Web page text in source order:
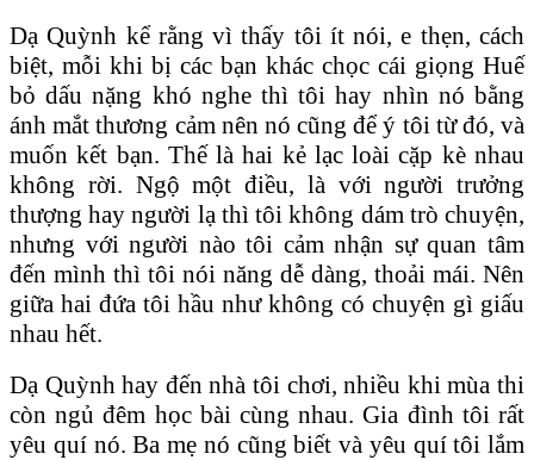
Dạ Quỳnh kể rằng vì thấy tôi ít nói, e thẹn, cách
biệt, mỗi khi bị các bạn khác chọc cái giọng Huế
bỏ dấu nặng khó nghe thì tôi hay nhìn nó bằng
ánh mắt thương cảm nên nó cũng để ý tôi từ đó, và
muốn kết bạn. Thế là hai kẻ lạc loài cặp kè nhau
không rời. Ngộ một điều, là với người trưởng
thượng hay người lạ thì tôi không dám trò chuyện,
nhưng với người nào tôi cảm nhận sự quan tâm
đến mình thì tôi nói năng dễ dàng, thoải mái. Nên
giữa hai đứa tôi hầu như không có chuyện gì giấu
nhau hết.
Dạ Quỳnh hay đến nhà tôi chơi, nhiều khi mùa thi
còn ngủ đêm học bài cùng nhau. Gia đình tôi rất
yêu quí nó. Ba mẹ nó cũng biết và yêu quí tôi lắm